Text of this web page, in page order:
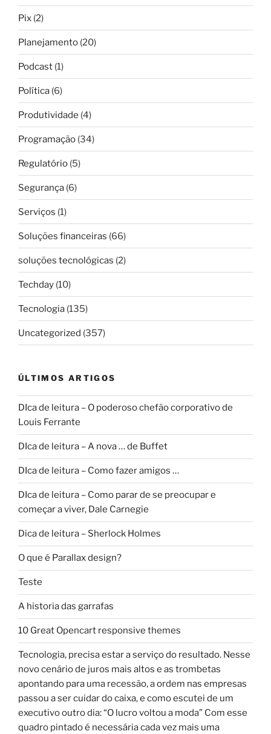
Pix (2)
Planejamento (20)
Podcast (1)
Política (6)
Produtividade (4)
Programação (34)
Regulatório (5)
Segurança (6)
Serviços (1)
Soluções financeiras (66)
soluções tecnológicas (2)
Techday (10)
Tecnologia (135)
Uncategorized (357)
ÚLTIMOS ARTIGOS
DIca de leitura – O poderoso chefão corporativo de
Louis Ferrante
DIca de leitura – A nova … de Buffet
DIca de leitura – Como fazer amigos …
DIca de leitura – Como parar de se preocupar e
começar a viver, Dale Carnegie
Dica de leitura – Sherlock Holmes
O que é Parallax design?
Teste
A historia das garrafas
10 Great Opencart responsive themes
Tecnologia, precisa estar a serviço do resultado. Nesse
novo cenário de juros mais altos e as trombetas
apontando para uma recessão, a ordem nas empresas
passou a ser cuidar do caixa, e como escutei de um
executivo outro dia: “O lucro voltou a moda” Com esse
quadro pintado é necessária cada vez mais uma